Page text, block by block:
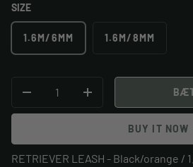
SIZE
1.6M/6MM 1.6M/8MM
MINKA MAGNBÆTA VIÐ MAGNI
BUY IT NOW
RETRIEVER LEASH - Black/orange /